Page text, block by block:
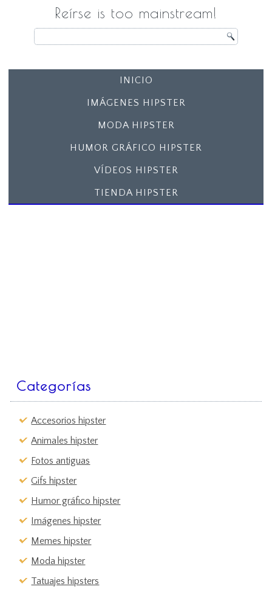
Reírse is too mainstream!
INICIO
IMÁGENES HIPSTER
MODA HIPSTER
HUMOR GRÁFICO HIPSTER
VÍDEOS HIPSTER
TIENDA HIPSTER
Categorías
Accesorios hipster
Animales hipster
Fotos antiguas
Gifs hipster
Humor gráfico hipster
Imágenes hipster
Memes hipster
Moda hipster
Tatuajes hipsters